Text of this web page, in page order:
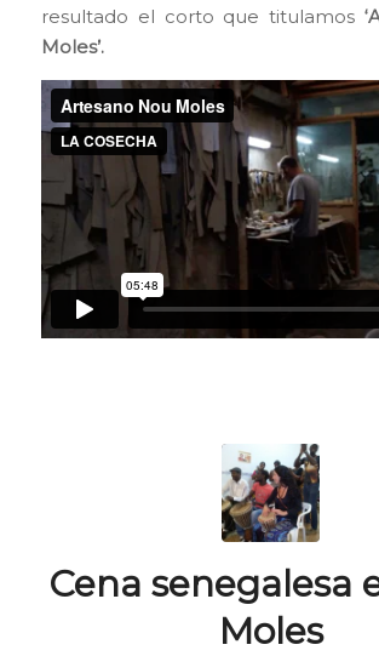
resultado el corto que titulamos
Moles’.
Cena senegalesa
Moles